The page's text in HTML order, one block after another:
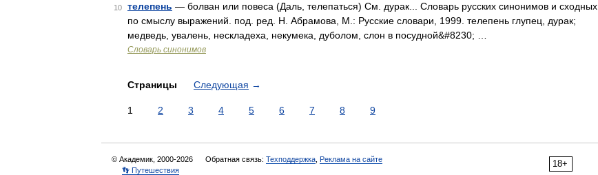
10 телепень — болван или повеса (Даль, телепаться) См. дурак... Словарь русских синонимов и сходных
по смыслу выражений. под. ред. Н. Абрамова, М.: Русские словари, 1999. телепень глупец, дурак;
медведь, увалень, нескладеха, некумека, дуболом, слон в посудной&#8230; …
Словарь синонимов
Страницы Следующая →
1 2 3 4 5 6 7 8 9
18+
© Академик, 2000-2026 Обратная связь: Техподдержка Реклама на сайте
👣 Путешествия